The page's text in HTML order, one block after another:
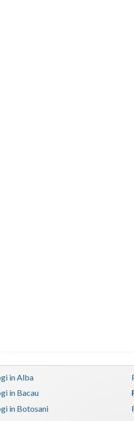
in Alba
in Bacau
in Botosani